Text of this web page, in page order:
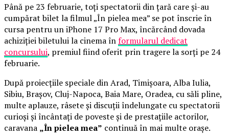
Până pe 23 februarie, toți spectatorii din țară care și-au
cumpărat bilet la filmul „În pielea mea” se pot înscrie în
cursa pentru un iPhone 17 Pro Max, încărcând dovada
achiziției biletului la cinema înformularul dedicat
concursului, premiul fiind oferit prin tragere la sorți pe 24
februarie.
După proiecțiile speciale din Arad, Timișoara, Alba Iulia,
Sibiu, Brașov, Cluj-Napoca, Baia Mare, Oradea, cu săli pline,
multe aplauze, râsete și discuții îndelungate cu spectatorii
curioși și încântați de poveste și de prestațiile actorilor,
caravana „În pielea mea” continuă în mai multe orașe.